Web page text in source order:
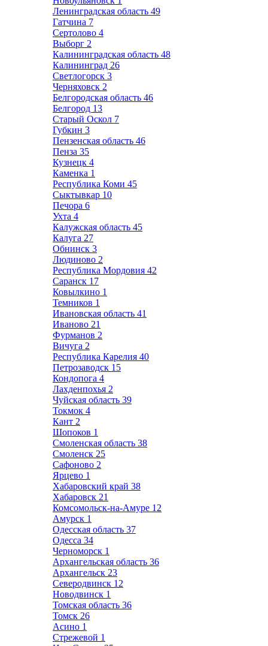
Ленинградская область 49
Гатчина 7
Сертолово 4
Выборг 2
Калининградская область 48
Калининград 26
Светлогорск 3
Черняховск 2
Белгородская область 46
Белгород 13
Старый Оскол 7
Губкин 3
Пензенская область 46
Пенза 35
Кузнецк 4
Каменка 1
Республика Коми 45
Сыктывкар 10
Печора 6
Ухта 4
Калужская область 45
Калуга 27
Обнинск 3
Людиново 2
Республика Мордовия 42
Саранск 17
Ковылкино 1
Темников 1
Ивановская область 41
Иваново 21
Фурманов 2
Вичуга 2
Республика Карелия 40
Петрозаводск 15
Кондопога 4
Лахденпохья 2
Чуйская область 39
Токмок 4
Кант 2
Шопоков 1
Смоленская область 38
Смоленск 25
Сафоново 2
Ярцево 1
Хабаровский край 38
Хабаровск 21
Комсомольск-на-Амуре 12
Амурск 1
Одесская область 37
Одесса 34
Черноморск 1
Архангельская область 36
Архангельск 23
Северодвинск 12
Новодвинск 1
Томская область 36
Томск 26
Асино 1
Стрежевой 1